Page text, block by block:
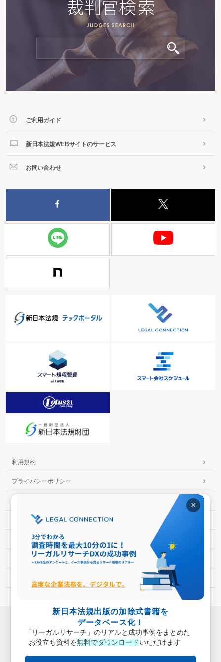
ご利用ガイド
新日本法規WEBサイトのサービス
お問い合わせ
利用規約
プライバシーポリシー
ソーシャルメディア利用規約
特定商取引法に基づく表示
カスタマーハラスメントに対する基本方針
×
新日本法規出版の加除式書籍を
データベース化！
「リーガルリサーチ」のリアルと成功事例をまとめた
お役立ち資料を無料でダウンロード いただけます